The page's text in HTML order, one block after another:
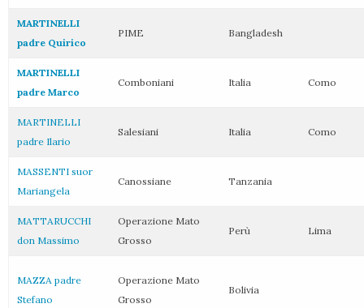
MARTINELLI
padre Quirico
PIME Bangladesh
MARTINELLI
padre Marco
Comboniani Italia Como
MARTINELLI
padre Ilario
Salesiani Italia Como
MASSENTI suor
Mariangela
Canossiane Tanzania
MATTARUCCHI
don Massimo
Operazione Mato
Grosso
Perù Lima
MAZZA padre
Stefano
Operazione Mato
Grosso
Bolivia